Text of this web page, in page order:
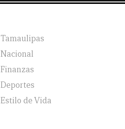
Tamaulipas
Nacional
Finanzas
Deportes
Estilo de Vida